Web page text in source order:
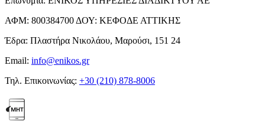
ΑΦΜ: 800384700 ΔΟΥ: ΚΕΦΟΔΕ ΑΤΤΙΚΗΣ
Έδρα: Πλαστήρα Νικολάου, Μαρούσι, 151 24
Email: info@enikos.gr
Τηλ. Επικοινωνίας: +30 (210) 878-8006